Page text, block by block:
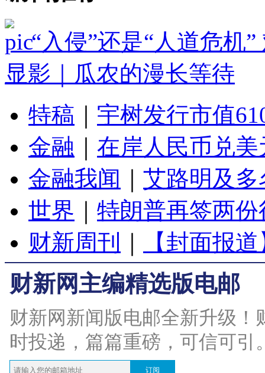
“入侵”还是“人道危机
显影｜瓜农的漫长等待
特稿
宇树发行市值
金融
在岸人民币兑
金融我闻
艾路明及
世界
特朗普再签两
财新周刊
【封面报
财新网主编精选版电邮
财新网新闻版电邮全新升级
时投递，篇篇重磅，可信可引
订阅